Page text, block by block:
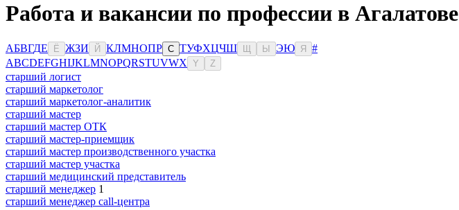
Работа и вакансии по профессии в Агалатове
АБВГДЕ Ё ЖЗИ Й КЛМНОПР С ТУФХЦЧШ Ы ЭЮ Я
#
ABCDEFGHIJKLMNOPQRSTUVWX Y Z
старший логист
старший маркетолог
старший маркетолог-аналитик
старший мастер
старший мастер ОТК
старший мастер-приемщик
старший мастер производственного участка
старший мастер участка
старший медицинский представитель
старший менеджер 1
старший менеджер call-центра